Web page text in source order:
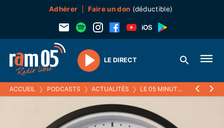
Adhérer Faire un don (déductible)
Play
LE DIRECT
ACCUEIL ❯ PODCASTS ❯ ACTUALITÉS ❯ LE 05 MINUTES 27